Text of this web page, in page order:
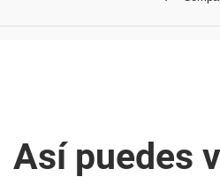
Así puedes